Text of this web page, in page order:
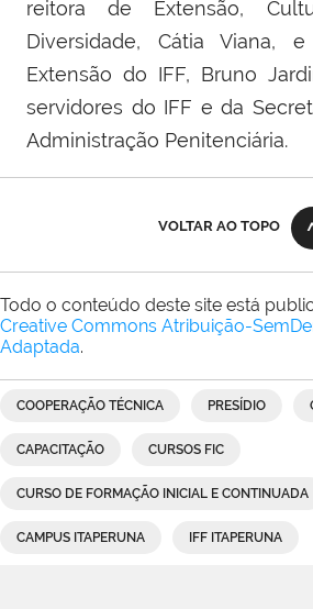
reitora de Extensão,
Diversidade, Cátia Viana,
Extensão do IFF, Bruno
servidores do IFF e da
Administração Penitenciária.
VOLTAR AO TOPO
Todo o conteúdo deste site está
Creative Commons Atribuição-
Adaptada.
COOPERAÇÃO TÉCNICA PRESÍDIO
CAPACITAÇÃO CURSOS FIC
CURSO DE FORMAÇÃO INICIAL E CONTINUADA
CAMPUS ITAPERUNA IFF ITAPERUNA